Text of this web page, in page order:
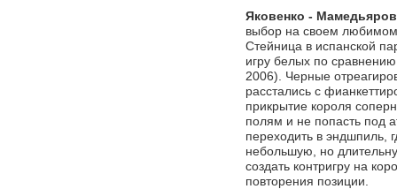
Яковенко -
выбор на своем
Стейница в испанской
игру белых по
2006). Черные
расстались с
прикрытие короля
полям и не попасть под
переходить в эндшпиль,
небольшую, но
создать контригру на
повторения позиции.